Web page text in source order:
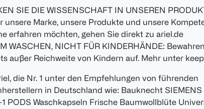
SIE DIE WISSENSCHAFT IN UNSEREN
unsere Marke, unsere Produkte und unsere
erfahren möchten, gehen Sie direkt zu ariel.de
WASCHEN, NICHT FÜR KINDERHÄNDE:
außer Reichweite von Kindern auf. Mehr unter
die Nr. 1 unter den Empfehlungen von führenden
in Deutschland wie: Bauknecht SIEMENS
PODS Waschkapseln Frische Baumwollblüte